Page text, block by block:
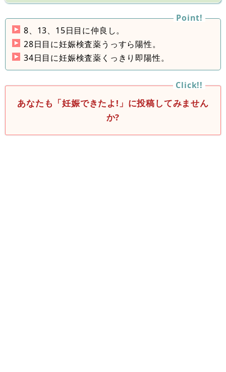
8、13、15日目に仲良し。
28日目に妊娠検査薬うっすら陽性。
34日目に妊娠検査薬くっきり即陽性。
あなたも「妊娠できたよ!」に投稿してみません
か?